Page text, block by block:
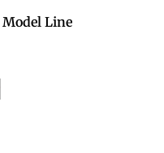
Line